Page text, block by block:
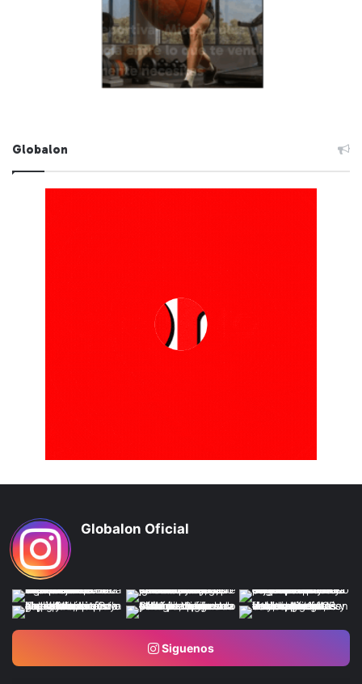
Globalon
Globalon Oficial
Siguenos